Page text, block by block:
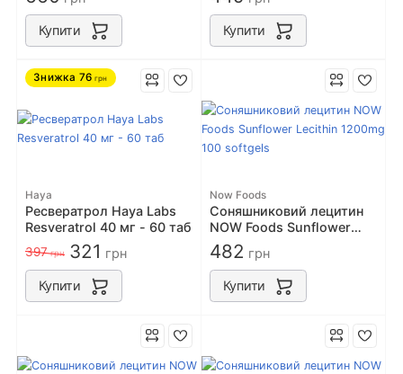
Купити Купити
Знижка 76 грн
Haya
Ресвератрол Haya Labs
Resveratrol 40 мг - 60 таб
397грн 321 грн
Купити
Now Foods
Соняшниковий лецитин
NOW Foods Sunflower
Lecithin 1200mg 100
softgels
482 грн
Купити